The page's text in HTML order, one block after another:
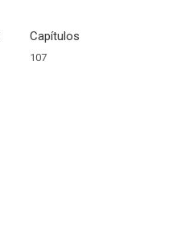
Capítulos
107